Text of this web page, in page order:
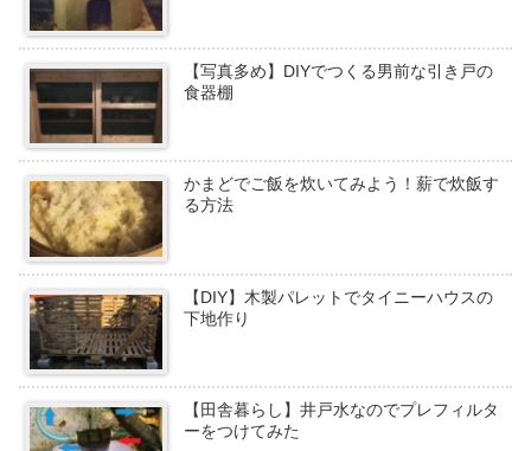
【写真多め】DIYでつくる男前な引き戸の
食器棚
かまどでご飯を炊いてみよう！薪で炊飯す
る方法
【DIY】木製パレットでタイニーハウスの
下地作り
【田舎暮らし】井戸水なのでプレフィルタ
ーをつけてみた